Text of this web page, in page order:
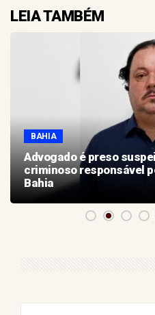
LEIA TAMBÉM
BAHIA
Advogado é preso
criminoso responsável
Bahia